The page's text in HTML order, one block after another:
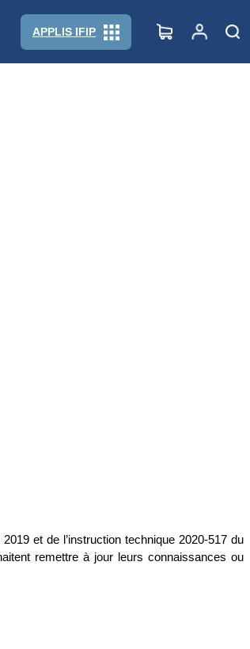
APPLIS IFIP
et de l’instruction technique 2020-517 du
remettre à jour leurs connaissances ou